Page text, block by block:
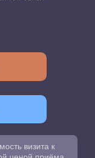
визита к